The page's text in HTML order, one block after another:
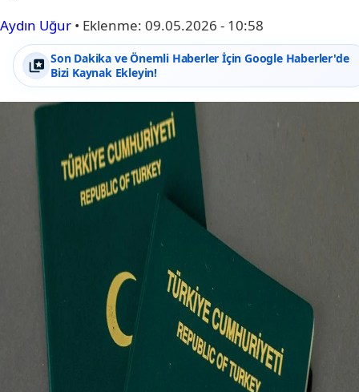
Aydın Uğur • Eklenme: 09.05.2026 - 10:58
Son Dakika ve Önemli Haberler İçin Google Haberler'de
Bizi Kaynak Ekleyin!